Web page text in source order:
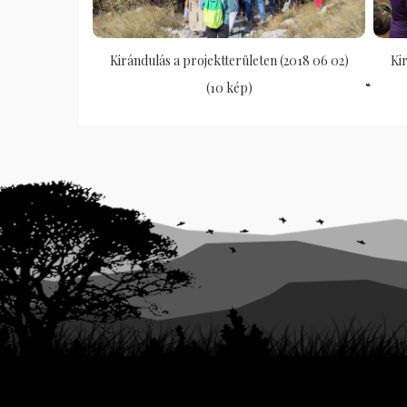
Kirándulás a projektterületen (2018 06 02)
(10 kép)
“